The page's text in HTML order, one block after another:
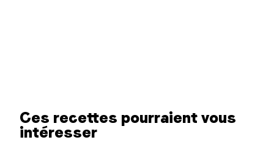
Ces recettes pourraient vous
intéresser